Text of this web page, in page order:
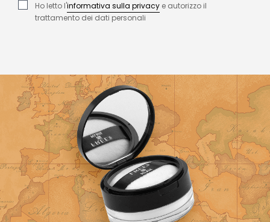
Ho letto l'informativa sulla privacy e autorizzo il
trattamento dei dati personali